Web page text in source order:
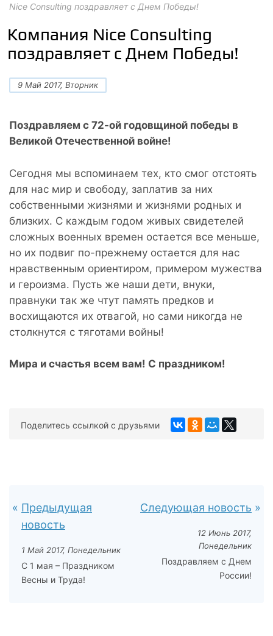
Nice Consulting поздравляет с Днем Победы!
Компания Nice Consulting
поздравляет с Днем Победы!
9 Май 2017, Вторник
Поздравляем с 72-ой годовщиной победы в
Великой Отечественной войне!
Сегодня мы вспоминаем тех, кто смог отстоять
для нас мир и свободу, заплатив за них
собственными жизнями и жизнями родных и
близких. С каждым годом живых свидетелей
сложных военных времен остается все меньше,
но их подвиг по-прежнему остается для нас
нравственным ориентиром, примером мужества
и героизма. Пусть же наши дети, внуки,
правнуки так же чтут память предков и
восхищаются их отвагой, но сами никогда не
столкнутся с тяготами войны!
Мира и счастья всем вам! С праздником!
Поделитесь ссылкой с друзьями
Предыдущая
новость
1 Май 2017, Понедельник
С 1 мая – Праздником
Весны и Труда!
Следующая новость
12 Июнь 2017,
Понедельник
Поздравляем с Днем
России!